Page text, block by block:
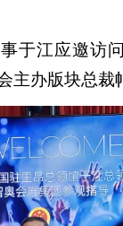
于江应邀访
主办版块总裁